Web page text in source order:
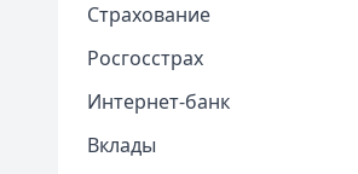
Страхование
Росгосстрах
Интернет-банк
Вклады